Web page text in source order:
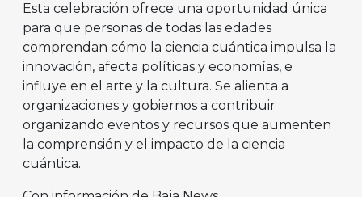
Esta celebración ofrece una oportunidad única
para que personas de todas las edades
comprendan cómo la ciencia cuántica impulsa la
innovación, afecta políticas y economías, e
influye en el arte y la cultura. Se alienta a
organizaciones y gobiernos a contribuir
organizando eventos y recursos que aumenten
la comprensión y el impacto de la ciencia
cuántica.